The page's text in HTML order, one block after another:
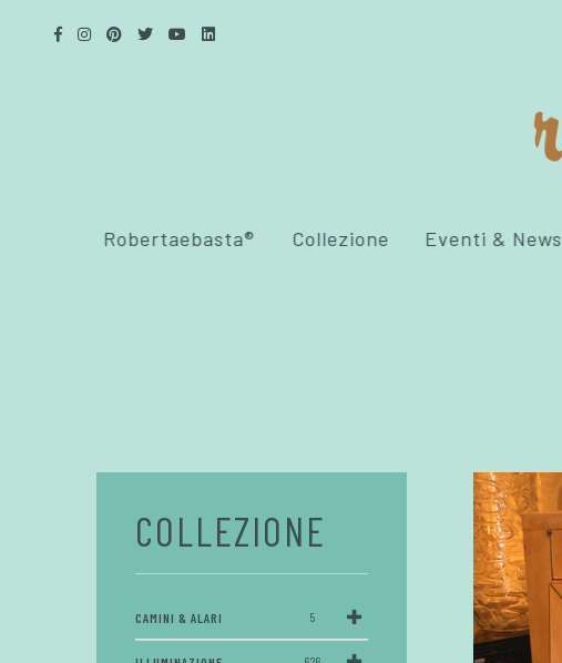
Robertaebasta® Collezione Eventi & News
COLLEZIONE
CAMINI & ALARI 5